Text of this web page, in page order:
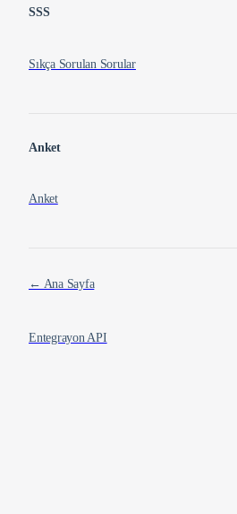
SSS
Sıkça Sorulan Sorular
Anket
Anket
← Ana Sayfa
Entegrayon API